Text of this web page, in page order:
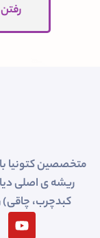
متخصصین کتونیا
ریشه ی اصلی
کبدچرب، چاقی)